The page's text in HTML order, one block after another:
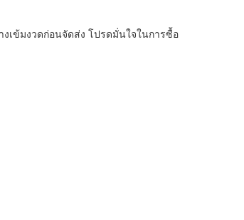
เข้มงวดก่อนจัดส่ง โปรดมั่นใจในการซื้อ